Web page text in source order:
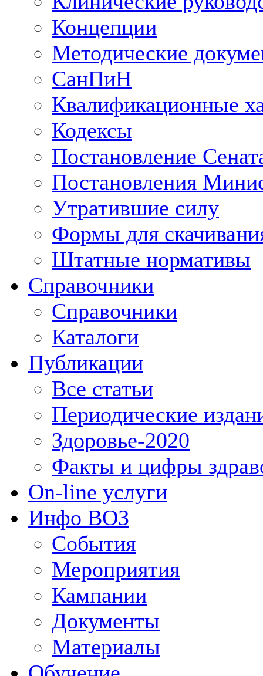
Концепции
Методические
СанПиН
Квалификационные
Кодексы
Постановление
Постановления
Утратившие силу
Формы для
Штатные нормативы
Справочники
Справочники
Каталоги
Публикации
Все статьи
Периодические
Здоровье-2020
Факты и цифры
On-line услуги
Инфо ВОЗ
События
Мероприятия
Кампании
Документы
Материалы